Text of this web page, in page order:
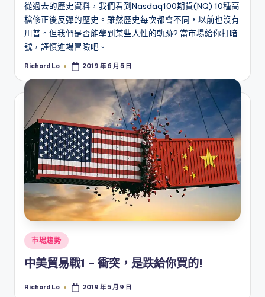
從過去的歷史資料，我們看到Nasdaq100期貨(NQ) 10種高
檔修正後反彈的歷史。雖然歷史每次都會不同，以前也沒有
川普。但我們是否能學到某些人性的軌跡? 當市場給你打暗
號，謹慎進場冒險吧。
Posted
Richard Lo 2019 年 6 月 5 日
Posted
in
市場趨勢
中美貿易戰1 – 衝突，是跌給你買的!
Posted
Richard Lo 2019 年 5 月 9 日